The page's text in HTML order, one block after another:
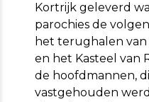
Kortrijk geleverd
parochies de
het terughalen
en het Kasteel van
de hoofdmannen,
vastgehouden